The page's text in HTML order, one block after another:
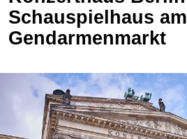
Schauspielhaus am
Gendarmenmarkt